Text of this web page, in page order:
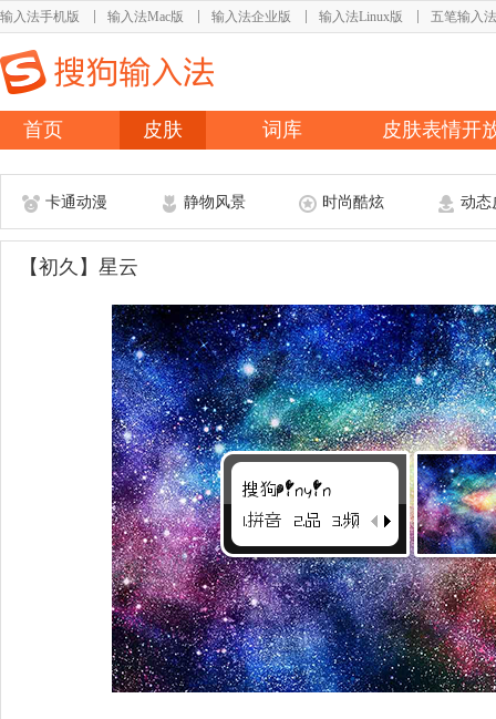
输入法手机版 输入法Mac版 输入法企业版 输入法Linux版 五笔输入法
首页 皮肤 词库 皮肤表情开
卡通动漫 静物风景 时尚酷炫 动态
【初久】星云